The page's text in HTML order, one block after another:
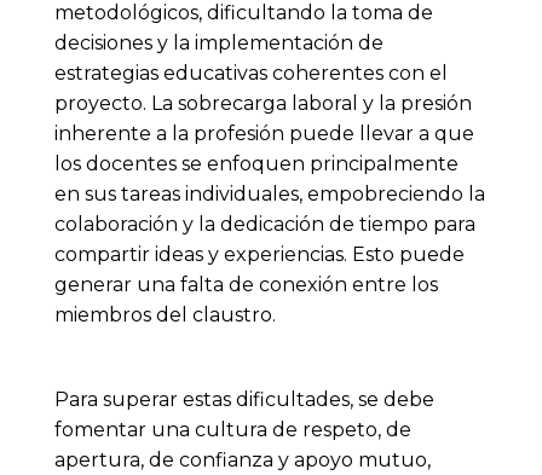
metodológicos, dificultando la toma de
decisiones y la implementación de
estrategias educativas coherentes con el
proyecto. La sobrecarga laboral y la presión
inherente a la profesión puede llevar a que
los docentes se enfoquen principalmente
en sus tareas individuales, empobreciendo la
colaboración y la dedicación de tiempo para
compartir ideas y experiencias. Esto puede
generar una falta de conexión entre los
miembros del claustro.
Para superar estas dificultades, se debe
fomentar una cultura de respeto, de
apertura, de confianza y apoyo mutuo,